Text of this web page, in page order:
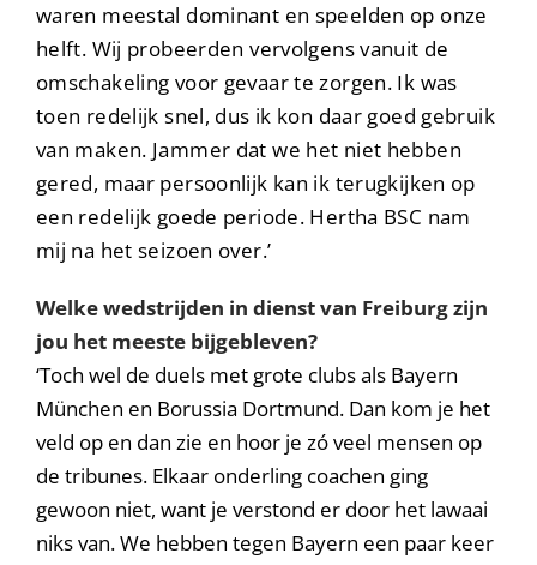
waren meestal dominant en speelden op onze
helft. Wij probeerden vervolgens vanuit de
omschakeling voor gevaar te zorgen. Ik was
toen redelijk snel, dus ik kon daar goed gebruik
van maken. Jammer dat we het niet hebben
gered, maar persoonlijk kan ik terugkijken op
een redelijk goede periode. Hertha BSC nam
mij na het seizoen over.’
Welke wedstrijden in dienst van Freiburg zijn
jou het meeste bijgebleven?
‘Toch wel de duels met grote clubs als Bayern
München en Borussia Dortmund. Dan kom je het
veld op en dan zie en hoor je zó veel mensen op
de tribunes. Elkaar onderling coachen ging
gewoon niet, want je verstond er door het lawaai
niks van. We hebben tegen Bayern een paar keer